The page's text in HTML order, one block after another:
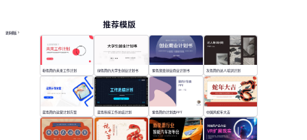
推荐模版
更多模板
粉色简约未来工作计划 绿色简约大学生创业计划书 紫色渐变创业商业计划书 灰色简约达人培训计划
蓝色简约运营计划方案 蓝色科技工作总结计划 紫色简约计划类PPT 中国风蛇年大吉